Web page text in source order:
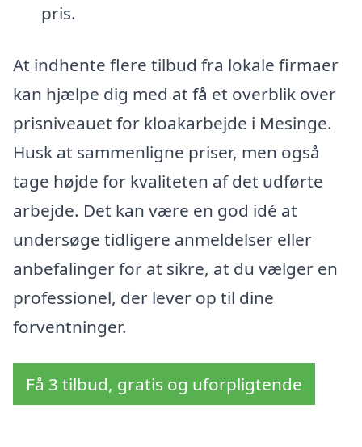
pris.
At indhente flere tilbud fra lokale firmaer
kan hjælpe dig med at få et overblik over
prisniveauet for kloakarbejde i Mesinge.
Husk at sammenligne priser, men også
tage højde for kvaliteten af det udførte
arbejde. Det kan være en god idé at
undersøge tidligere anmeldelser eller
anbefalinger for at sikre, at du vælger en
professionel, der lever op til dine
forventninger.
Få 3 tilbud, gratis og uforpligtende